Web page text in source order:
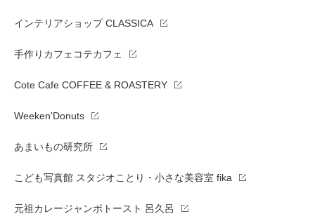
インテリアショップ CLASSICA
手作りカフェコテカフェ
Cote Cafe COFFEE & ROASTERY
Weeken'Donuts
あまいもの研究所
こども写真館 スタジオことり・小さな美容室 fika
元祖カレージャンボトースト 呂久呂